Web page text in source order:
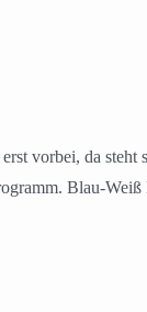
vorbei, da
Blau-